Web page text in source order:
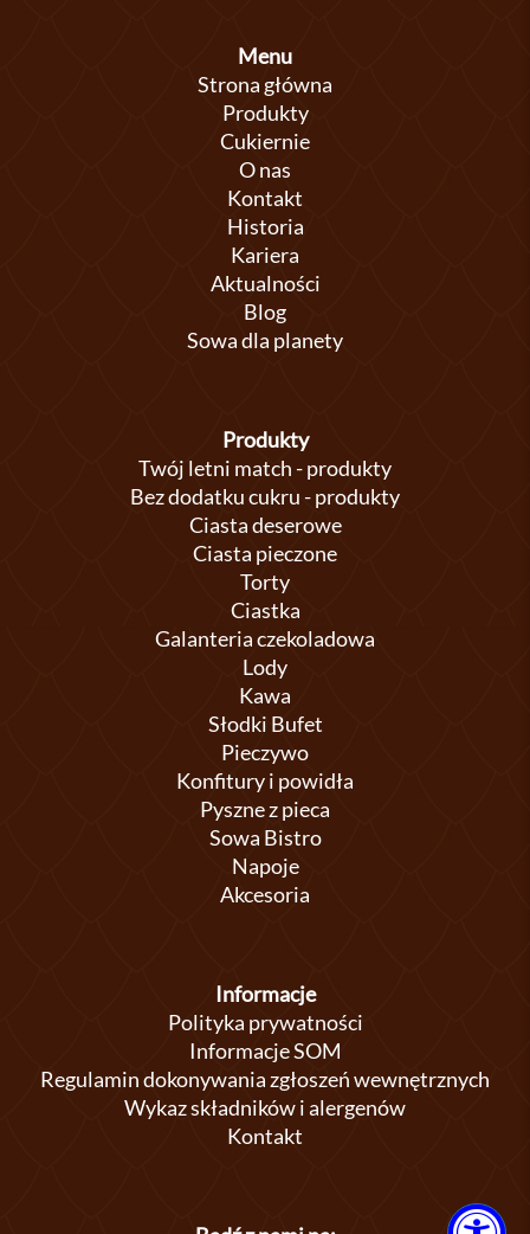
Menu
Strona główna
Produkty
Cukiernie
O nas
Kontakt
Historia
Kariera
Aktualności
Blog
Sowa dla planety
Produkty
Twój letni match - produkty
Bez dodatku cukru - produkty
Ciasta deserowe
Ciasta pieczone
Torty
Ciastka
Galanteria czekoladowa
Lody
Kawa
Słodki Bufet
Pieczywo
Konfitury i powidła
Pyszne z pieca
Sowa Bistro
Napoje
Akcesoria
Informacje
Polityka prywatności
Informacje SOM
Regulamin dokonywania zgłoszeń wewnętrznych
Wykaz składników i alergenów
Kontakt